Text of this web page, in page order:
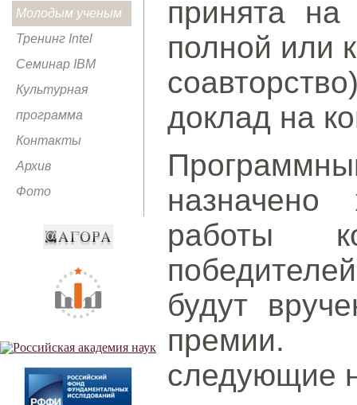
Молодым ученым
Тренинг Intel
Семинар IBM
Культурная
программа
Контакты
Архив
Фото
принята
полной или
доклад на
работы
будут
премии.
следующие